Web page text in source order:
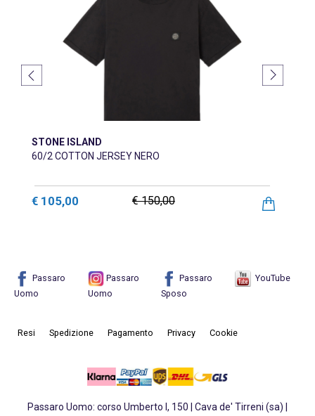
STONE ISLAND
60/2 COTTON JERSEY NERO
€ 105,00 € 150,00
Passaro
Uomo
Passaro
Uomo
Passaro
Sposo
YouTube
Resi Spedizione Pagamento Privacy Cookie
Passaro Uomo: corso Umberto I, 150 | Cava de' Tirreni (sa) |